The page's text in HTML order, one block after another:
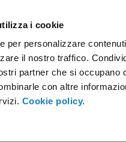
i cookie
per personalizzare
il nostro traffico.
partner che si occupano
con altre
Cookie policy.
Capsule caffè